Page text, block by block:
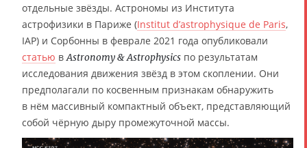
отдельные звёзды. Астрономы из Института
астрофизики в Париже (Institut d’astrophysique de Paris,
IAP) и Сорбонны в феврале 2021 года опубликовали
статью в Astronomy & Astrophysics по результатам
исследования движения звёзд в этом скоплении. Они
предполагали по косвенным признакам обнаружить
в нём массивный компактный объект, представляющий
собой чёрную дыру промежуточной массы.